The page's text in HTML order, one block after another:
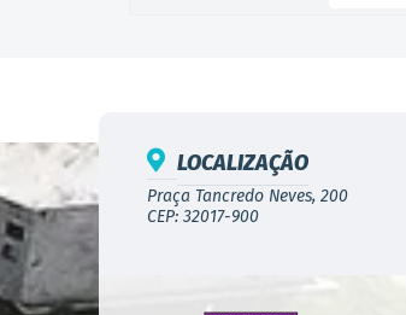
LOCALIZAÇÃO
Praça Tancredo Neves, 200
CEP: 32017-900